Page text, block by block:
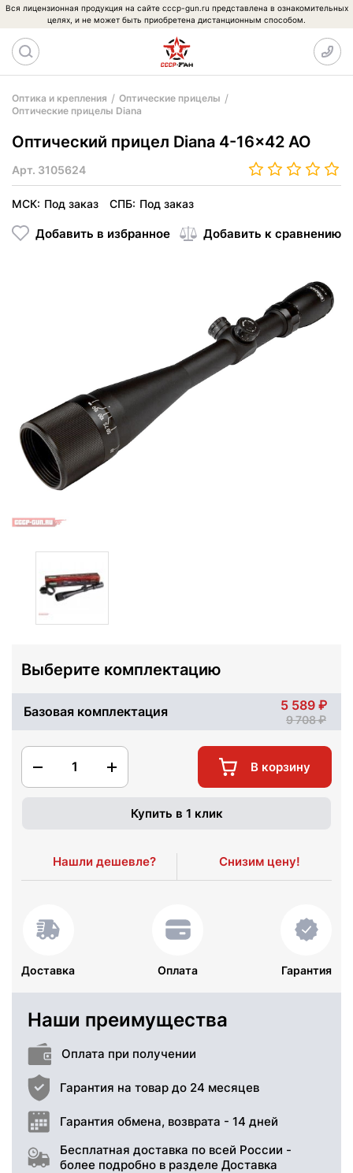
Вся лицензионная продукция на сайте cccp-gun.ru представлена в ознакомительных
целях, и не может быть приобретена дистанционным способом.
Оптика и крепления
Оптические прицелы
Оптические прицелы Diana
Оптический прицел Diana 4-16x42 AO
Арт. 3105624
МСК: Под заказ СПБ: Под заказ
Добавить в избранное Добавить к сравнению
Выберите комплектацию
Базовая комплектация 5 589
9 708
1 В корзину
Купить в 1 клик
Нашли дешевле? Снизим цену!
Доставка Оплата Гарантия
Наши преимущества
Оплата при получении
Гарантия на товар до 24 месяцев
Гарантия обмена, возврата - 14 дней
Бесплатная доставка по всей России -
более подробно в разделе Доставка